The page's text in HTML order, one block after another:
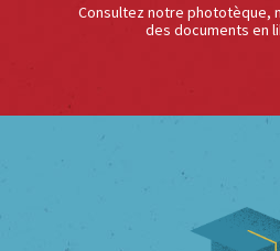
Consultez notre phototèque,
des documents en